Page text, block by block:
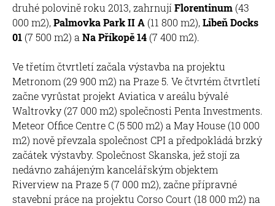
druhé polovině roku 2013, zahrnují Florentinum(43
000 m2),Palmovka Park II A(11 800 m2),Libeň Docks
01(7 500 m2) a Na Příkopě 14(7 400 m2).
Ve třetím čtvrtletí začala výstavba na projektu
Metronom (29 900 m2) na Praze 5. Ve čtvrtém čtvrtletí
začne vyrůstat projekt Aviatica v areálu bývalé
Waltrovky (27 000 m2) společnosti Penta Investments.
Meteor Office Centre C (5 500 m2) a May House (10 000
m2) nově převzala společnost CPI a předpokládá brzký
začátek výstavby. Společnost Skanska, jež stojí za
nedávno zahájeným kancelářským objektem
Riverview na Praze 5 (7 000 m2), začne přípravné
stavební práce na projektu Corso Court (18 000 m2) na